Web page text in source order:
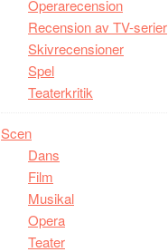
Operarecension
Recension av TV-serier
Skivrecensioner
Spel
Teaterkritik
Scen
Dans
Film
Musikal
Opera
Teater